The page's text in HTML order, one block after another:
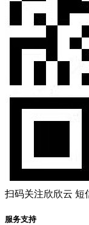
扫码关注欣欣云 短
服务支持